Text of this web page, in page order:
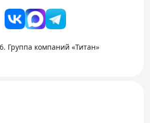
Группа компаний «Титан»